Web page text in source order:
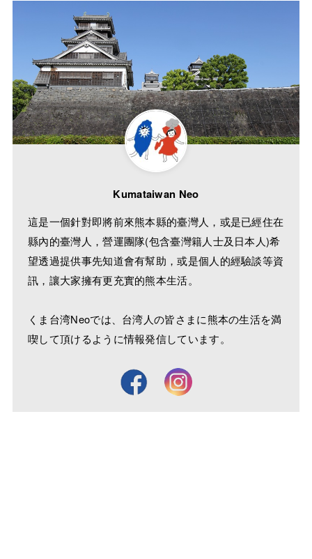
Kumataiwan Neo
這是一個針對即將前來熊本縣的臺灣人，或是已經住在
縣內的臺灣人，營運團隊(包含臺灣籍人士及日本人)希
望透過提供事先知道會有幫助，或是個人的經驗談等資
訊，讓大家擁有更充實的熊本生活。
くま台湾Neoでは、台湾人の皆さまに熊本の生活を満
喫して頂けるように情報発信しています。